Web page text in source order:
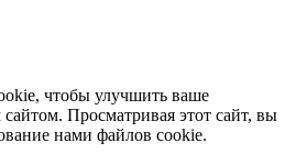
чтобы улучшить ваше
Просматривая этот сайт, вы
нами файлов cookie.